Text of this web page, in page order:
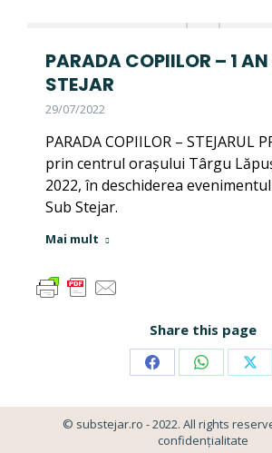
PARADA COPIILOR – 1 AN
STEJAR
29/07/2022
PARADA COPIILOR – STEJARUL
prin centrul orașului Târgu
2022, în deschiderea
Sub Stejar.
Mai mult
Share this page
Share
on
Facebook
Share
on
WhatsApp
on
X
© substejar.ro - 2022. All rights
confidențialitate